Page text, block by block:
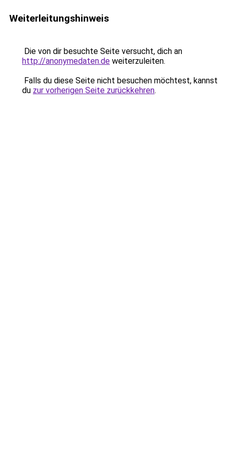
Weiterleitungshinweis
Die von dir besuchte Seite versucht, dich an
http://anonymedaten.de weiterzuleiten.
Falls du diese Seite nicht besuchen möchtest, kannst
du zur vorherigen Seite zurückkehren.